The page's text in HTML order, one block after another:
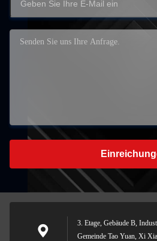
3. Etage, Gebäude B,
Gemeinde Tao Yuan, Xi